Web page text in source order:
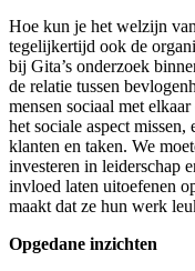
Hoe kun je het welzijn
tegelijkertijd ook de
bij Gita’s onderzoek
de relatie tussen
mensen sociaal met
het sociale aspect
klanten en taken. We
investeren in leiderschap
invloed laten uitoefenen
maakt dat ze hun werk
Opgedane inzichten